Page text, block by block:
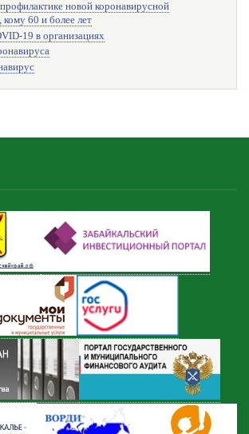
новой коронавирусной
60 и более лет
19 в организациях